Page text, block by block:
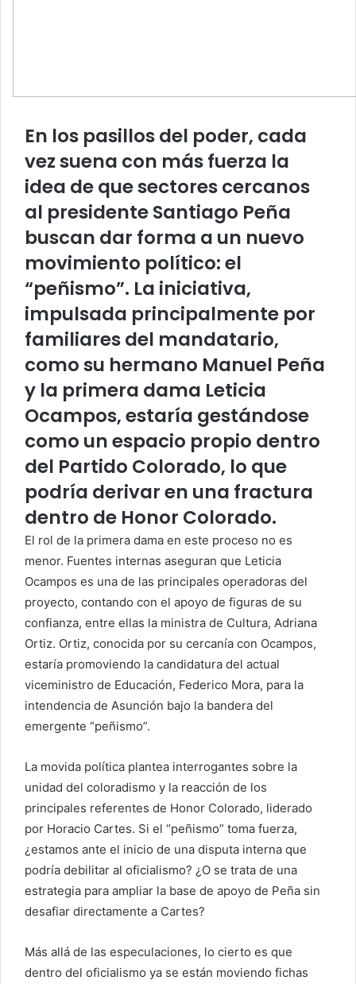
En los pasillos del poder, cada
vez suena con más fuerza la
idea de que sectores cercanos
al presidente Santiago Peña
buscan dar forma a un nuevo
movimiento político: el
“peñismo”. La iniciativa,
impulsada principalmente por
familiares del mandatario,
como su hermano Manuel Peña
y la primera dama Leticia
Ocampos, estaría gestándose
como un espacio propio dentro
del Partido Colorado, lo que
podría derivar en una fractura
dentro de Honor Colorado.
El rol de la primera dama en este proceso no es
menor. Fuentes internas aseguran que Leticia
Ocampos es una de las principales operadoras del
proyecto, contando con el apoyo de figuras de su
confianza, entre ellas la ministra de Cultura, Adriana
Ortiz. Ortiz, conocida por su cercanía con Ocampos,
estaría promoviendo la candidatura del actual
viceministro de Educación, Federico Mora, para la
intendencia de Asunción bajo la bandera del
emergente “peñismo”.
La movida política plantea interrogantes sobre la
unidad del coloradismo y la reacción de los
principales referentes de Honor Colorado, liderado
por Horacio Cartes. Si el “peñismo” toma fuerza,
¿estamos ante el inicio de una disputa interna que
podría debilitar al oficialismo? ¿O se trata de una
estrategia para ampliar la base de apoyo de Peña sin
desafiar directamente a Cartes?
Más allá de las especulaciones, lo cierto es que
dentro del oficialismo ya se están moviendo fichas